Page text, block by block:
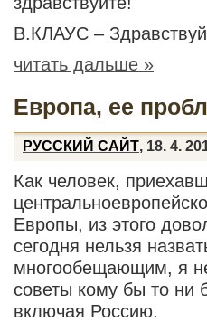
В.КЛАУС –
читать дальше »
Европа, ее
РУССКИЙ САЙТ, 18. 4.
Как человек,
Европы, из этого
сегодня нельзя
многообещающим, я
советы кому бы то ни
включая Россию.